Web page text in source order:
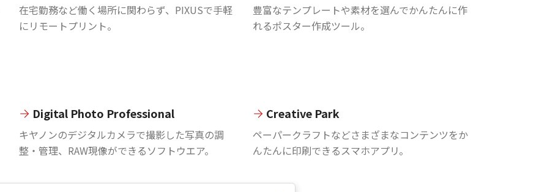
在宅勤務など働く場所に関わらず、PIXUSで手軽
にリモートプリント。
豊富なテンプレートや素材を選んでかんたんに作
れるポスター作成ツール。
Digital Photo Professional
キヤノンのデジタルカメラで撮影した写真の調
整・管理、RAW現像ができるソフトウエア。
Creative Park
ペーパークラフトなどさまざまなコンテンツをか
んたんに印刷できるスマホアプリ。